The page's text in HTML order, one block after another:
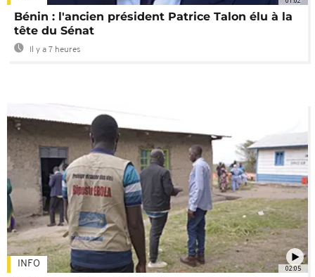
Bénin : l'ancien président Patrice Talon élu à la
tête du Sénat
Il y a 7 heures
02:05
INFO